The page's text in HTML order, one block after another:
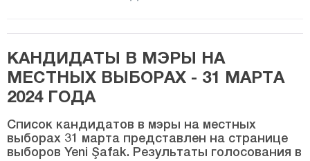
КОВАНДЖИЛАР
МАДЕН
Центр
Моллакенди
ПАЛУ
КАНДИДАТЫ В МЭРЫ НА
МЕСТНЫХ ВЫБОРАХ - 31 МАРТА
2024 ГОДА
Список кандидатов в мэры на местных
выборах 31 марта представлен на странице
выборов Yeni Şafak. Результаты голосования в